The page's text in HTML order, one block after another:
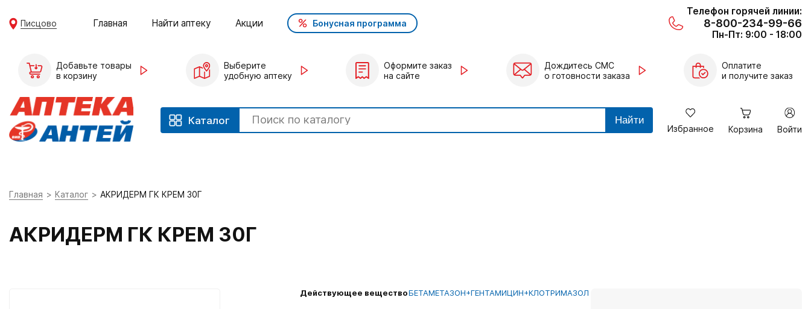
Писцово Главная Найти аптеку Акции Бонусная программа
Телефон горячей линии:
8-800-234-99-66
Пн-Пт: 9:00 - 18:00
Добавьте товары
в корзину
Выберите
удобную аптеку
Оформите заказ
на сайте
Дождитесь СМС
о готовности заказа
Оплатите
и получите заказ
Каталог Найти
Избранное Корзина Войти
Главная Каталог АКРИДЕРМ ГК КРЕМ 30Г
АКРИДЕРМ ГК КРЕМ 30Г
Действующее веществоБЕТАМЕТАЗОН+ГЕНТАМИЦИН+КЛОТРИМАЗОЛ